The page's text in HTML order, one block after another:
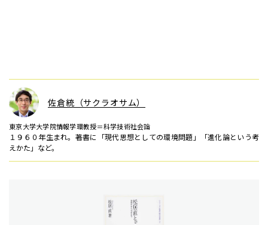
佐倉統（サクラオサム）
東京大学大学院情報学環教授＝科学技術社会論
１９６０年生まれ。著書に「現代思想としての環境問題」「進化論という考
えかた」など。